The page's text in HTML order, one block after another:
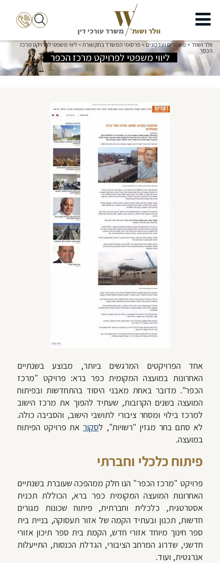
ליווי משפטי לפרויקט מרכז הכפר
וולר ושות' > מאמרים ועדכונים > פרסומי המשרד בתקשורת > ליווי משפטי לפרויקט מרכז
הכפר
אחד הפרויקטים המרגשים ביותר, מבוצע בשנתיים
האחרונות במועצה המקומית כפר ברא: פרויקט "מרכז
הכפר". מדובר באחת מאבני היסוד בהתחדשות ובפיתוח
המועצה בשנים הקרובות, שעתיד להפוך את מרכז הישוב
למרכז בילוי ומסחר ציבורי לתושבי הישוב, והסביבה כולה.
לא סתם בחר מגזין "רשויות", לסקור את פרויקט הפיתוח
במועצה.
פיתוח כלכלי וחברתי
פרויקט "מרכז הכפר" הנו חלק ממהפכה שעוברת בשנתיים
האחרונות המועצה המקומית כפר ברא, הכוללת תכנית
אסטרטגית, כלכלית וחברתית, פיתוח שכונות מגורים
חדשות, תכנון ובעתיד הקמה של אזור תעסוקה, בניית בית
ספר חינוך מיוחד אזורי חדש, הקמת בית ספר תיכון אזורי
חדשני, שדרוג המרחב הציבורי, הגדלת הכנסות, התייעלות
אנרגטית, ועוד.